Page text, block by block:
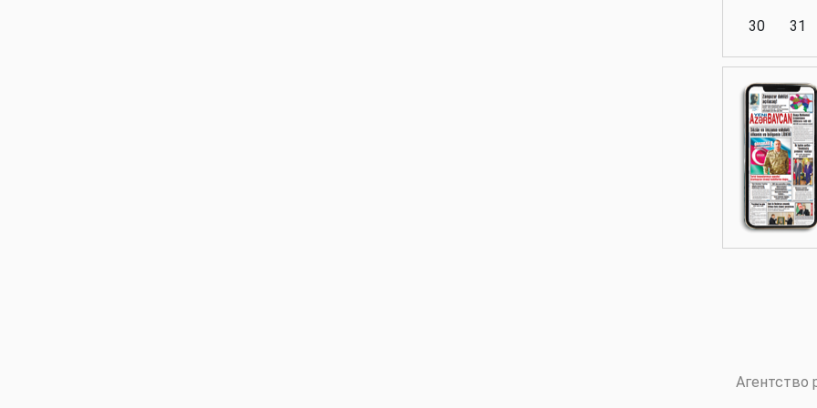
Аналитика
Аналитика
30
31
Агентство